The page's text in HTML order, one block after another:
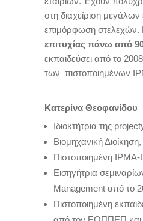
στη διαχείριση
επιμόρφωση στελεχών.
επιτυχίας πάνω από
εκπαιδεύσει από το
των πιστοποιημένων
Κατερίνα Θεοφανίδου
Ιδιοκτήτρια της
Βιομηχανική
Πιστοποιημένη IPMA-
Εισηγήτρια
Management από το
Πιστοποιημένη